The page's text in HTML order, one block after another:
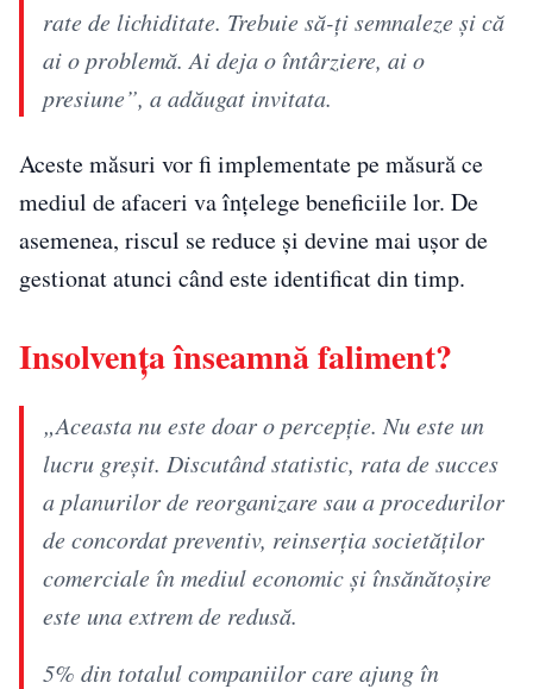
rate de lichiditate. Trebuie să-ți semnaleze și că
ai o problemă. Ai deja o întârziere, ai o
presiune”, a adăugat invitata.
Aceste măsuri vor fi implementate pe măsură ce
mediul de afaceri va înțelege beneficiile lor. De
asemenea, riscul se reduce și devine mai ușor de
gestionat atunci când este identificat din timp.
Insolvența înseamnă faliment?
„Aceasta nu este doar o percepție. Nu este un
lucru greșit. Discutând statistic, rata de succes
a planurilor de reorganizare sau a procedurilor
de concordat preventiv, reinserția societăților
comerciale în mediul economic și însănătoșire
este una extrem de redusă.
5% din totalul companiilor care ajung în